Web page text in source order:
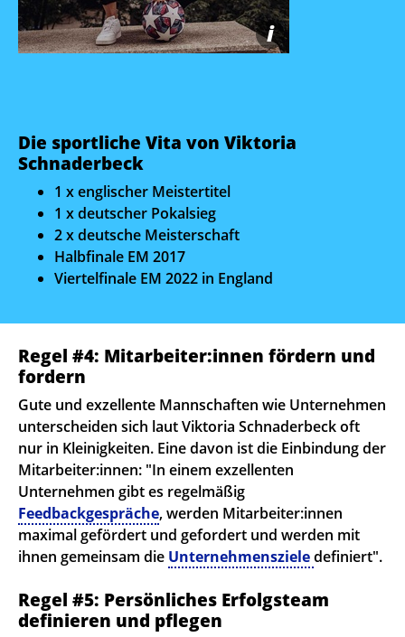
i
Die sportliche Vita von Viktoria
Schnaderbeck
1 x englischer Meistertitel
1 x deutscher Pokalsieg
2 x deutsche Meisterschaft
Halbfinale EM 2017
Viertelfinale EM 2022 in England
Regel #4: Mitarbeiter:innen fördern und
fordern
Gute und exzellente Mannschaften wie Unternehmen
unterscheiden sich laut Viktoria Schnaderbeck oft
nur in Kleinigkeiten. Eine davon ist die Einbindung der
Mitarbeiter:innen: "In einem exzellenten
Unternehmen gibt es regelmäßig
Feedbackgespräche, werden Mitarbeiter:innen
maximal gefördert und gefordert und werden mit
ihnen gemeinsam die Unternehmenszieledefiniert".
Regel #5: Persönliches Erfolgsteam
definieren und pflegen